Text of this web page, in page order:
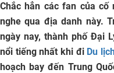
Chắc hẳn các fan của
nghe qua địa danh này.
ngày nay, thành phố Đại
nổi tiếng nhất khi đi Du
hoạch bay đến Trung